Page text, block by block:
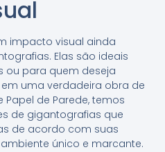
impacto visual ainda
Elas são ideais
ou para quem deseja
uma verdadeira obra de
Papel de Parede, temos
de gigantografias que
de acordo com suas
único e marcante.